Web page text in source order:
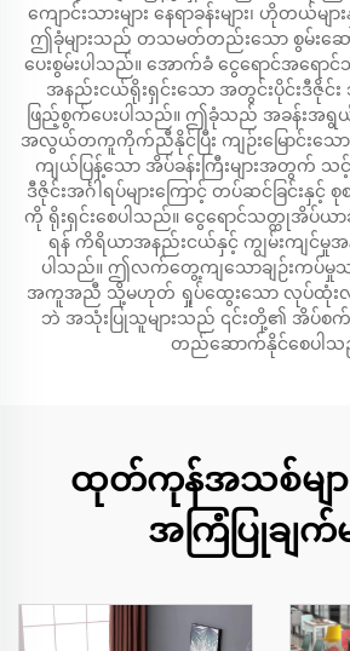
ကျောင်းသားများ နေရာခန်းများ၊ ဟိုတယ်မျာ
ဤခုံများသည် တသမတ်တည်းသော စွမ်းဆ
ပေးစွမ်းပါသည်။ အောက်ခံ ငွေရောင်အရော
အနည်းငယ်ရိုးရှင်းသော အတွင်းပိုင်းဒီဇိုင်း
ဖြည့်စွက်ပေးပါသည်။ ဤခုံသည် အခန်းအရွယ်အ
အလွယ်တကူကိုက်ညီနိုင်ပြီး ကျဉ်းမြောင်းသေ
ကျယ်ပြန့်သော အိပ်ခန်းကြီးများအတွက်
ဒီဇိုင်းအင်္ဂါရပ်များကြောင့် တပ်ဆင်ခြင်းနှင့် စု
ကို ရိုးရှင်းစေပါသည်။ ငွေရောင်သတ္ထုအိပ်ယ
ရန် ကိရိယာအနည်းငယ်နှင့် ကျွမ်းကျင်
ပါသည်။ ဤလက်တွေ့ကျသောချဉ်းကပ်မှု
အကူအညီ သို့မဟုတ် ရှုပ်ထွေးသော လုပ်ထုံးလု
ဘဲ အသုံးပြုသူများသည် ၎င်းတို့၏ အိပ်စက်
တည်ဆောက်နိုင်စေပါသ
ထုတ်ကုန်အသစ်မျ
အကြံပြုချက်မ